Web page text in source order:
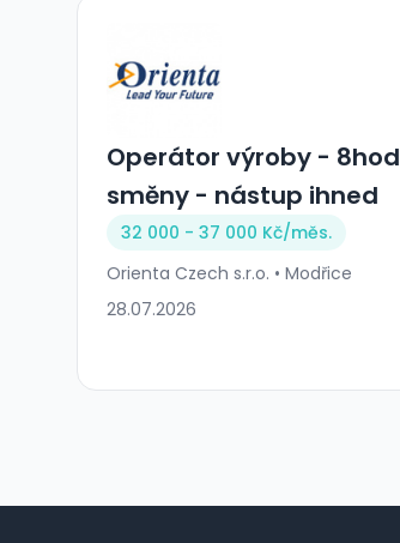
Operátor výroby - 8hod
směny - nástup ihned
32 000 - 37 000 Kč/měs.
Orienta Czech s.r.o. • Modřice
28.07.2026